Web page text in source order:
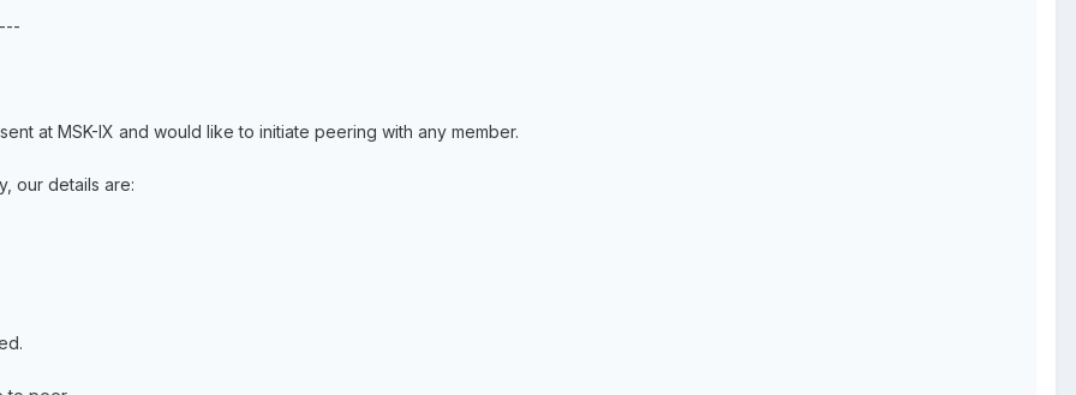
at MSK-IX and would like to initiate peering with any member.
our details are: